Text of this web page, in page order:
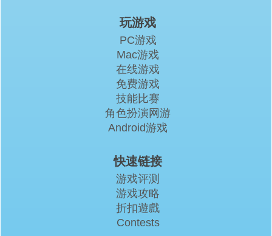
玩游戏
PC游戏
Mac游戏
在线游戏
免费游戏
技能比赛
角色扮演网游
Android游戏
快速链接
游戏评测
游戏攻略
折扣遊戲
Contests